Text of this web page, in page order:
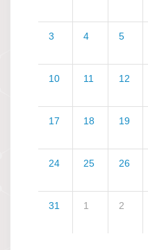
3 4 5
10 11 12
17 18 19
24 25 26
31 1 2